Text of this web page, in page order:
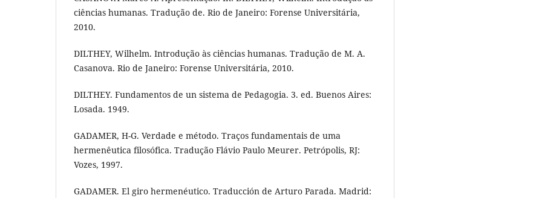
ciências humanas. Tradução de. Rio de Janeiro: Forense Universitária,
2010.
DILTHEY, Wilhelm. Introdução às ciências humanas. Tradução de M. A.
Casanova. Rio de Janeiro: Forense Universitária, 2010.
DILTHEY. Fundamentos de un sistema de Pedagogia. 3. ed. Buenos Aires:
Losada. 1949.
GADAMER, H-G. Verdade e método. Traços fundamentais de uma
hermenêutica filosófica. Tradução Flávio Paulo Meurer. Petrópolis, RJ:
Vozes, 1997.
GADAMER. El giro hermenéutico. Traducción de Arturo Parada. Madrid: